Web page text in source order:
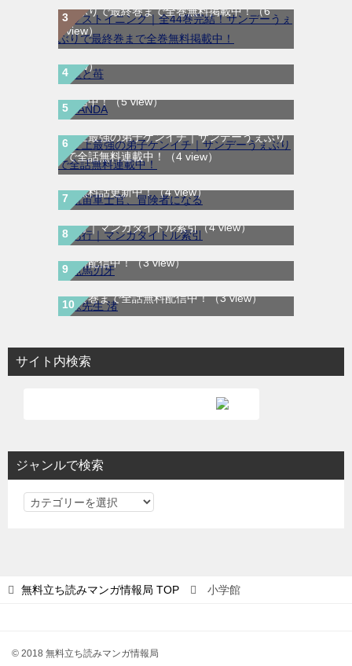
ぇぶりで最終巻まで全巻無料掲載中！（6
view）
龍と苺｜最新刊第4巻！全巻無料で読める公
式マンガアプリ＿サンデーうぇぶり（6
view）
SANDA｜最新刊第3巻！マンガBANGで無料
配信中！（5 view）
史上最強の弟子ケンイチ｜サンデーうぇぶり
で全話無料連載中！
（4 view）
航宙軍士官、冒険者になる｜最新刊第6巻！
第5巻まで無料で読めるマンガアプリ！※順
次無料話更新中！（4 view）
あ行｜マンガタイトル索引（4 view）
範馬刃牙｜全37巻完結！全話無料で読める
マンガプリ！マンガBANGで最終巻まで全話
無料配信中！（3 view）
妹先生 渚｜全5巻完結！サンデーうぇぶりで
最終巻まで全話無料配信中！（3 view）
サイト内検索
ジャンルで検索
ジ
検
無料立ち読みマンガ情報局 TOP 小学館
© 2018 無料立ち読みマンガ情報局